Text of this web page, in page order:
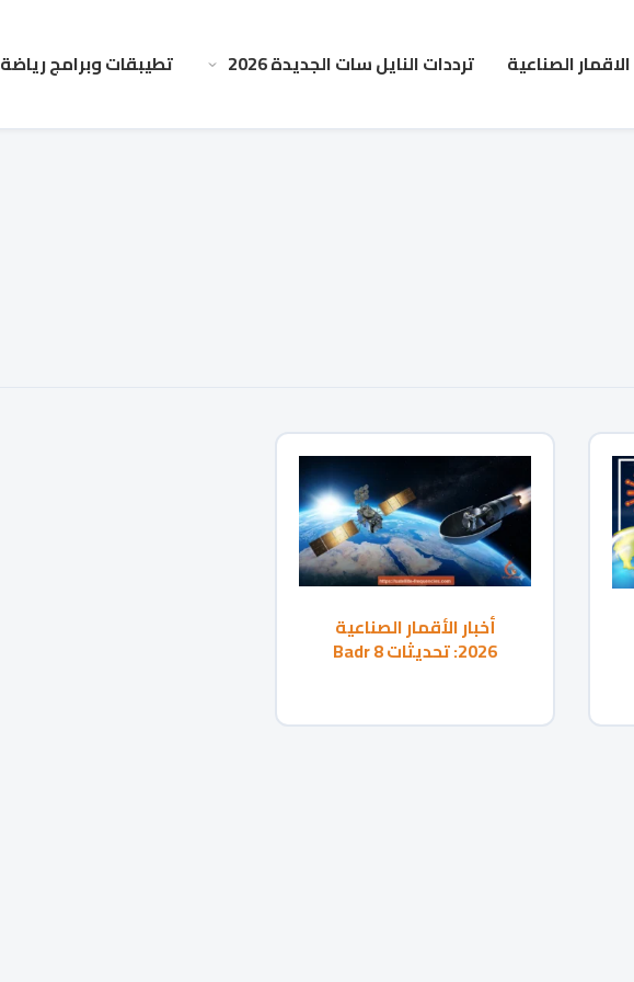
الاقمار الصناعية ترددات النايل سات الجديدة 2026 تطيبقات وبرامج رياضة
أخبار الأقمار الصناعية
2026: تحديثات Badr 8